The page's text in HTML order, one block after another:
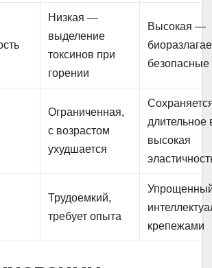
Низкая —
выделение
токсинов при
горении
Высокая —
безопасные
Ограниченная,
с возрастом
ухудшается
длительное
высокая
Трудоемкий,
требует опыта
крепежами